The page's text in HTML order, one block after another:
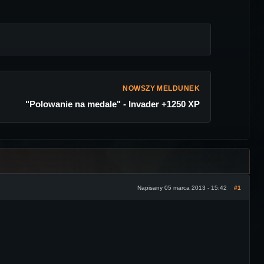
NOWSZY MELDUNEK
"Polowanie na medale" - Invader +1250 XP
Napisany 05 marca 2013 - 15:42 #1